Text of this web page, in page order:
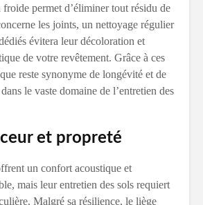
froide permet d’éliminer tout résidu de
les joints, un nettoyage régulier
évitera leur décoloration et
de votre revêtement. Grâce à ces
reste synonyme de longévité et de
le vaste domaine de l’entretien des
et propreté
un confort acoustique et
mais leur entretien des sols requiert
Malgré sa résilience, le liège